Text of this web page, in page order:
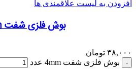
افزودن به لیست علاقمندی ها
بوش فلزی شفت 4mm
۳۸,۰۰۰ تومان
بوش فلزی شفت 4mm عدد